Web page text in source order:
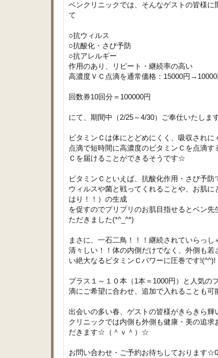
ベンクリニックでは、そんなゲストの皆様に
て
○抗ウィルス
○抗酸化・さび予防
○抗アレルギー
作用のあり、リピート・継続率の高い
高濃度ＶＣ点滴を通常価格：15000円
回数券10回分＝100000円
にて、期間中（2/25～4/30）ご奉仕いたしま
ビタミンＣは体にとどめにくく、吸収され
点滴で短時間に高濃度のビタミンＣを点滴
Ｃを届けることができるそうです☆
ビタミンＣといえば、抗酸化作用・さび予
ウィルスや菌と戦ってくれることや、お肌
はり！！）の生成
を促すのでプリプリのお肌目指せるとベン
ただきました(*^_^*)
まさに、一石二鳥！！！継続されていらっ
清々しい！！体の内側だけでなく、外側も若
い絶大なるビタミンＣパワーに圧巻です!(^^)!
プラス１～１０本（1本＝1000円）と人気の
滴にご希望に合わせ、追加で入れることも可
出会いの多い春、ゲストの皆様がきらきら
クリニックでは内側も外側も健康・美の追
だきます☆（＾ｖ＾）☆
お問い合わせ・ご予約お待ちしております